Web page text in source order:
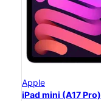
Apple
iPad mini (A17 Pro)